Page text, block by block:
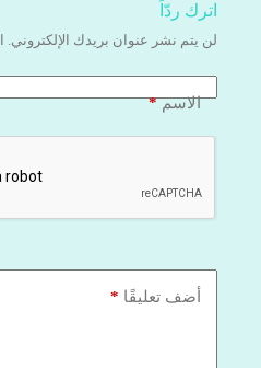
اترك ردّاً
لن يتم نشر عنوان بريدك الإلكتروني.
الاسم*
أضف تعليقًا *